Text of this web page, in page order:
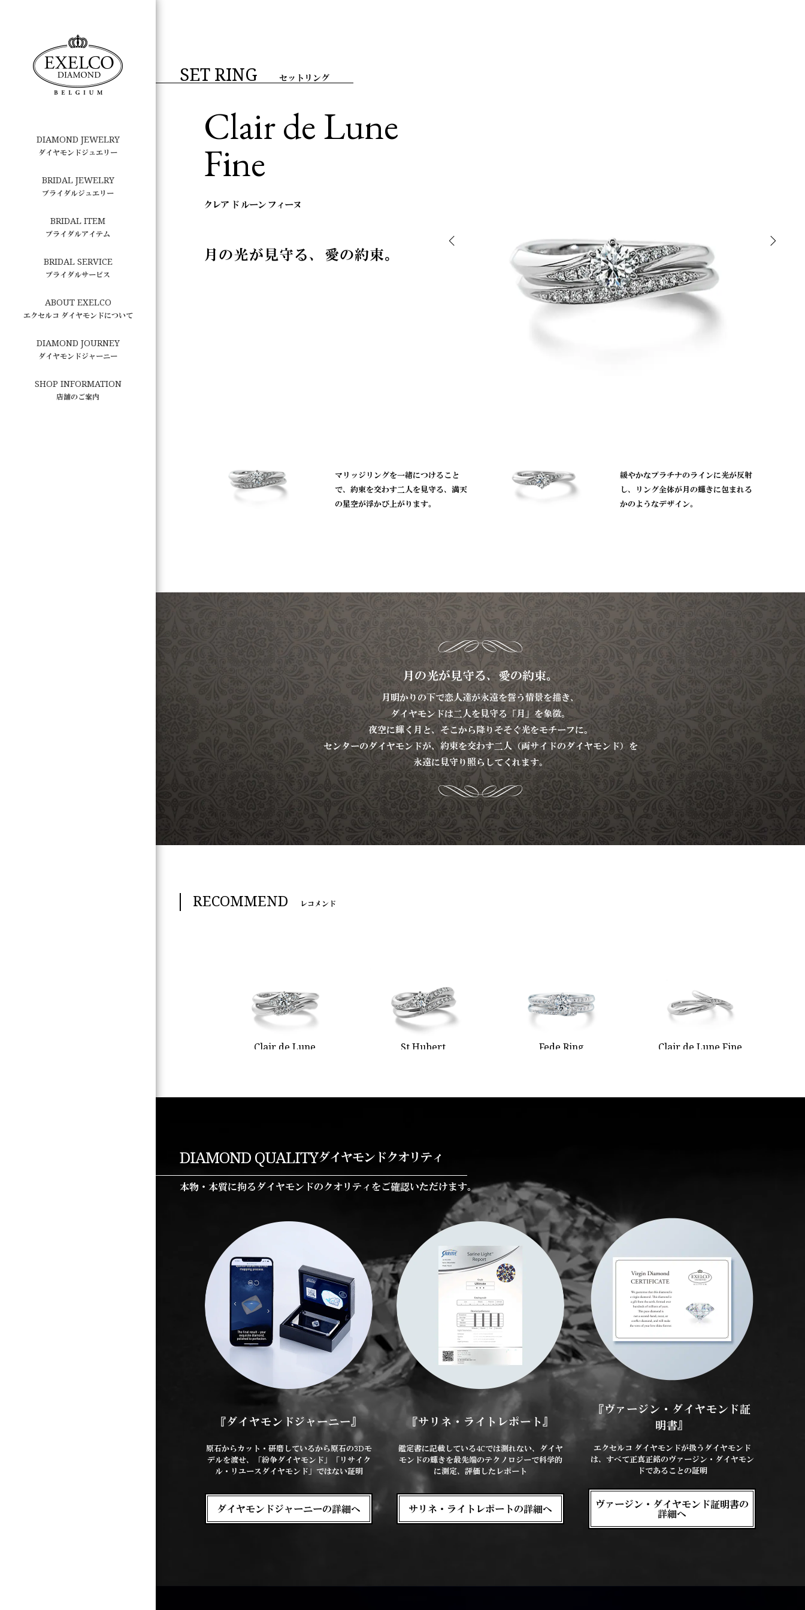
SET RING セットリング
Clair de Lune
Fine
クレア ド ルーン フィーヌ
月の光が見守る、愛の約束。
マリッジリングを一緒につけること
で、約束を交わす二人を見守る、満天
の星空が浮かび上がります。
緩やかなプラチナのラインに光が反射
し、リング全体が月の輝きに包まれる
かのようなデザイン。
月の光が見守る、愛の約束。
月明かりの下で恋人達が永遠を誓う情景を描き、
ダイヤモンドは二人を見守る「月」を象徴。
夜空に輝く月と、そこから降りそそぐ光をモチーフに。
センターのダイヤモンドが、約束を交わす二人（両サイドのダイヤモンド）を
永遠に見守り照らしてくれます。
RECOMMEND レコメンド
Clair de Lune St.Hubert Fede Ring Clair de Lune Fine
DIAMOND QUALITYダイヤモンドクオリティ
本物・本質に拘るダイヤモンドのクオリティをご確認いただけます。
『ダイヤモンドジャーニー』
原石からカット・研磨しているから原石の3Dモ
デルを渡せ、「紛争ダイヤモンド」「リサイク
ル・リユースダイヤモンド」ではない証明
ダイヤモンドジャーニーの詳細へ
『サリネ・ライトレポート』
鑑定書に記載している4Cでは測れない、ダイヤ
モンドの輝きを最先端のテクノロジーで科学的
に測定、評価したレポート
サリネ・ライトレポートの詳細へ
『ヴァージン・ダイヤモンド証
明書』
エクセルコ ダイヤモンドが扱うダイヤモンド
は、すべて正真正銘のヴァージン・ダイヤモン
ドであることの証明
ヴァージン・ダイヤモンド証明書の
詳細へ
DIAMOND JEWELRY
ダイヤモンドジュエリー
BRIDAL JEWELRY
ブライダルジュエリー
BRIDAL ITEM
ブライダルアイテム
BRIDAL SERVICE
ブライダルサービス
ABOUT EXELCO
エクセルコ ダイヤモンドについて
DIAMOND JOURNEY
ダイヤモンドジャーニー
SHOP INFORMATION
店舗のご案内